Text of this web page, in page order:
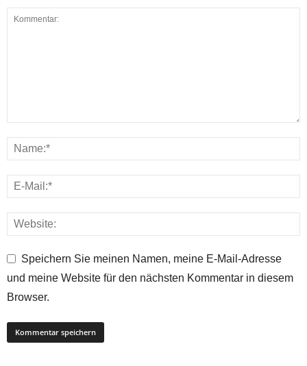
Speichern Sie meinen Namen, meine E-Mail-Adresse
und meine Website für den nächsten Kommentar in diesem
Browser.